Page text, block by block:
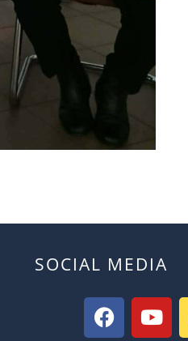
SOCIAL MEDIA